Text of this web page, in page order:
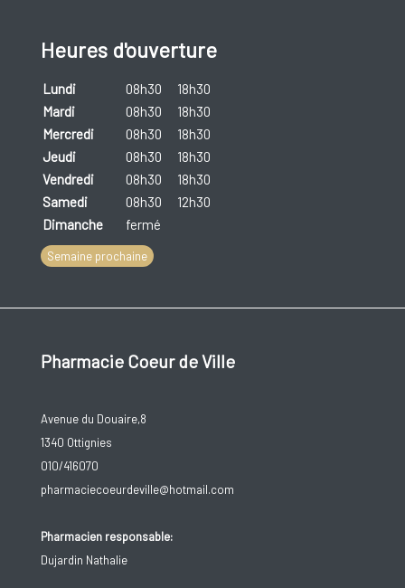
Heures d'ouverture
Lundi 08h30
18h30
Mardi
08h30
18h30
Mercredi
08h30
18h30
Jeudi
08h30
18h30
Vendredi
08h30
18h30
Samedi
08h30
12h30
Dimanche
fermé
Semaine prochaine
Pharmacie Coeur de Ville
Avenue du Douaire,8
1340 Ottignies
010/416070
pharmaciecoeurdeville@hotmail.com
Pharmacien responsable:
Dujardin Nathalie